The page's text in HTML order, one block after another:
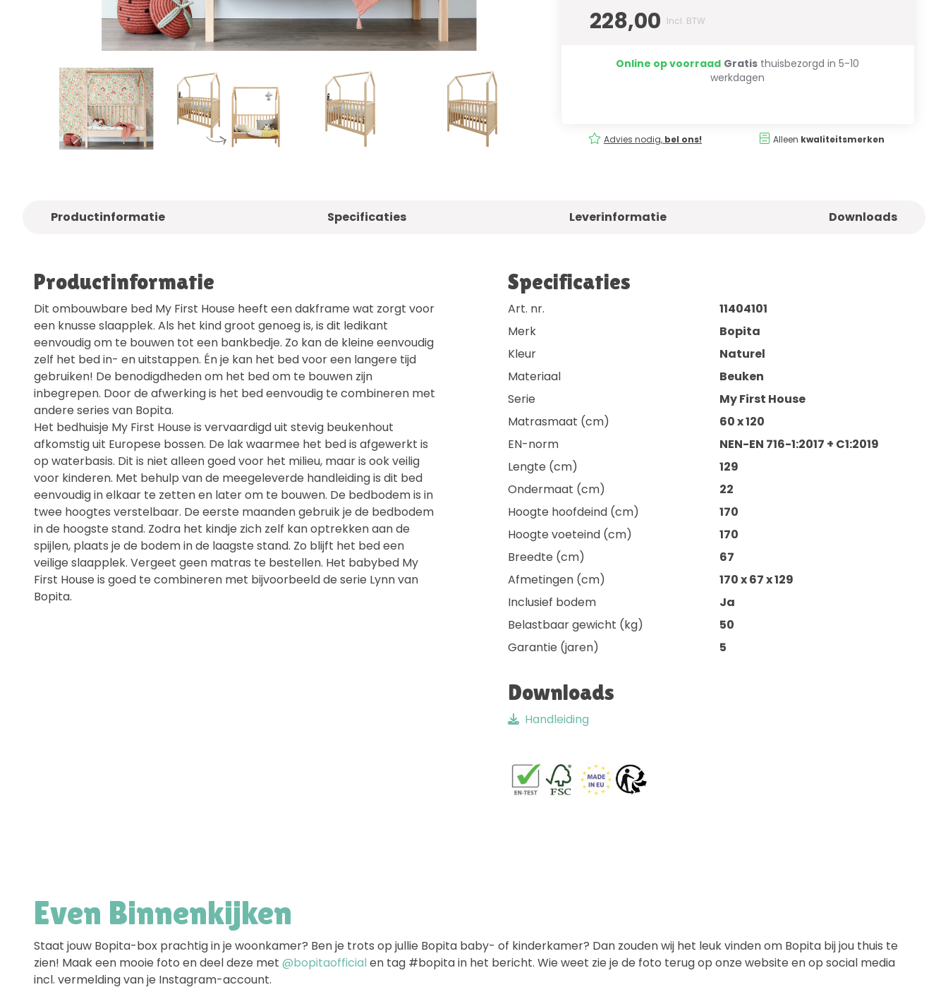
228,00 Incl. BTW
Online op voorraad Gratis thuisbezorgd in 5-10
werkdagen
Alleenkwaliteitsmerken Gratis bestellen! Advies nodig, bel ons! Alleen kwaliteitsmerken
Productinformatie Specificaties Leverinformatie Downloads
Productinformatie
Dit ombouwbare bed My First House heeft een dakframe wat zorgt voor
een knusse slaapplek. Als het kind groot genoeg is, is dit ledikant
eenvoudig om te bouwen tot een bankbedje. Zo kan de kleine eenvoudig
zelf het bed in- en uitstappen. Én je kan het bed voor een langere tijd
gebruiken! De benodigdheden om het bed om te bouwen zijn
inbegrepen. Door de afwerking is het bed eenvoudig te combineren met
andere series van Bopita.
Het bedhuisje My First House is vervaardigd uit stevig beukenhout
afkomstig uit Europese bossen. De lak waarmee het bed is afgewerkt is
op waterbasis. Dit is niet alleen goed voor het milieu, maar is ook veilig
voor kinderen. Met behulp van de meegeleverde handleiding is dit bed
eenvoudig in elkaar te zetten en later om te bouwen. De bedbodem is in
twee hoogtes verstelbaar. De eerste maanden gebruik je de bedbodem
in de hoogste stand. Zodra het kindje zich zelf kan optrekken aan de
spijlen, plaats je de bodem in de laagste stand. Zo blijft het bed een
veilige slaapplek. Vergeet geen matras te bestellen. Het babybed My
First House is goed te combineren met bijvoorbeeld de serie Lynn van
Bopita.
Specificaties
Art. nr.
11404101
Merk
Bopita
Kleur
Naturel
Materiaal
Beuken
Serie
My First House
Matrasmaat (cm)
60 x 120
EN-norm
NEN-EN 716-1:2017 + C1:2019
Lengte (cm)
129
Ondermaat (cm)
22
Hoogte hoofdeind (cm)
170
Hoogte voeteind (cm)
170
Breedte (cm)
67
Afmetingen (cm)
170 x 67 x 129
Inclusief bodem
Ja
Belastbaar gewicht (kg)
50
Garantie (jaren)
5
Downloads
Handleiding
Even Binnenkijken
Staat jouw Bopita-box prachtig in je woonkamer? Ben je trots op jullie Bopita baby- of kinderkamer? Dan zouden wij het leuk vinden om Bopita bij jou thuis te
zien! Maak een mooie foto en deel deze met @bopitaofficial en tag #bopita in het bericht. Wie weet zie je de foto terug op onze website en op social media
incl. vermelding van je Instagram-account.